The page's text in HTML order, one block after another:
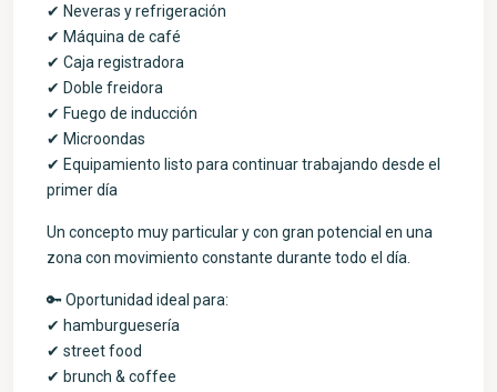
✔ Neveras y refrigeración
✔ Máquina de café
✔ Caja registradora
✔ Doble freidora
✔ Fuego de inducción
✔ Microondas
✔ Equipamiento listo para continuar trabajando desde el
primer día
Un concepto muy particular y con gran potencial en una
zona con movimiento constante durante todo el día.
🔑 Oportunidad ideal para:
✔ hamburguesería
✔ street food
✔ brunch & coffee